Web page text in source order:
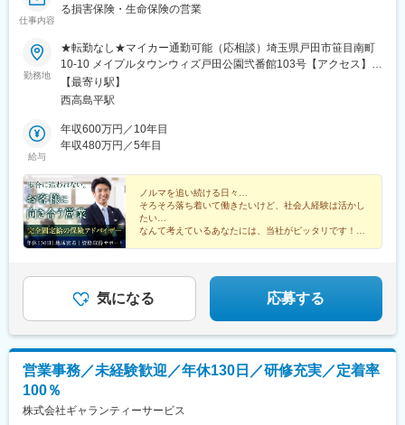
仕事内容
る損害保険・生命保険の営業
勤務地
★転勤なし★マイカー通勤可能（応相談）埼玉県戸田市笹目南町
10-10 メイプルタウンウィズ戸田公園弐番館103号【アクセス】
JR埼京線「戸田公園」駅※受動喫煙対策：あり
【最寄り駅】
西高島平駅
給与
年収600万円／10年目
年収480万円／5年目
ノルマを追い続ける日々…
そろそろ落ち着いて働きたいけど、社会人経験は活かし
たい…
なんて考えているあなたには、当社がピッタリです！
気になる 応募する
営業事務／未経験歓迎／年休130日／研修充実／定着率
100％
株式会社ギャランティーサービス